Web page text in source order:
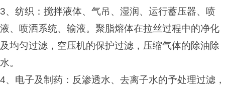
3、纺织：搅拌液体、气吊、湿润、运行蓄压器、喷
液、喷洒系统、输液。聚脂熔体在拉丝过程中的净化
及均匀过滤，空压机的保护过滤，压缩气体的除油除
水。
4、电子及制药：反渗透水、去离子水的予处理过滤，